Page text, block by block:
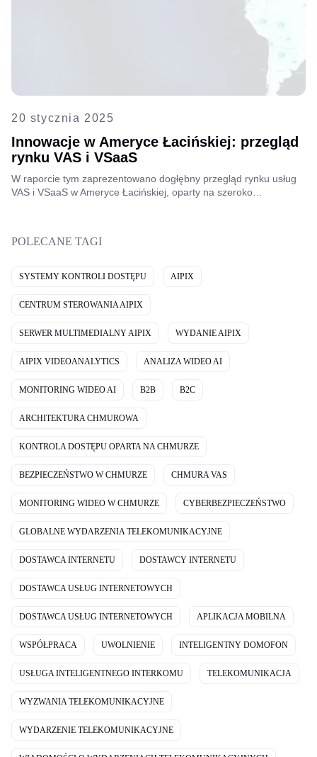
20 stycznia 2025
Innowacje w Ameryce Łacińskiej: przegląd
rynku VAS i VSaaS
W raporcie tym zaprezentowano dogłębny przegląd rynku usług
VAS i VSaaS w Ameryce Łacińskiej, oparty na szeroko
POLECANE TAGI
SYSTEMY KONTROLI DOSTĘPU AIPIX
CENTRUM STEROWANIA AIPIX
SERWER MULTIMEDIALNY AIPIX WYDANIE AIPIX
AIPIX VIDEOANALYTICS ANALIZA WIDEO AI
MONITORING WIDEO AI B2B B2C
ARCHITEKTURA CHMUROWA
KONTROLA DOSTĘPU OPARTA NA CHMURZE
BEZPIECZEŃSTWO W CHMURZE CHMURA VAS
MONITORING WIDEO W CHMURZE CYBERBEZPIECZEŃSTWO
GLOBALNE WYDARZENIA TELEKOMUNIKACYJNE
DOSTAWCA INTERNETU DOSTAWCY INTERNETU
DOSTAWCA USŁUG INTERNETOWYCH
DOSTAWCA USŁUG INTERNETOWYCH APLIKACJA MOBILNA
WSPÓŁPRACA UWOLNIENIE INTELIGENTNY DOMOFON
USŁUGA INTELIGENTNEGO INTERKOMU TELEKOMUNIKACJA
WYZWANIA TELEKOMUNIKACYJNE
WYDARZENIE TELEKOMUNIKACYJNE